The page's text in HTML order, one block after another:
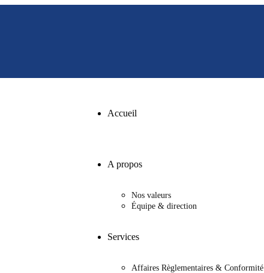
Accueil
A propos
Nos valeurs
Équipe & direction
Services
Affaires Règlementaires & Conformité